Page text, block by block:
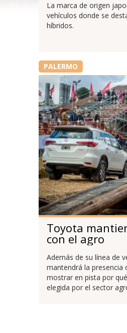
La marca de origen
vehículos donde se
híbridos.
PALERMO
Toyota
con el agro
Además de su línea de
mantendrá la presencia
mostrar en pista por
elegida por el sector